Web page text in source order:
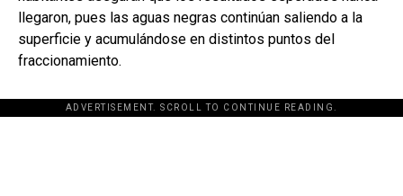
llegaron, pues las aguas negras continúan saliendo a la
superficie y acumulándose en distintos puntos del
fraccionamiento.
ADVERTISEMENT. SCROLL TO CONTINUE READING.